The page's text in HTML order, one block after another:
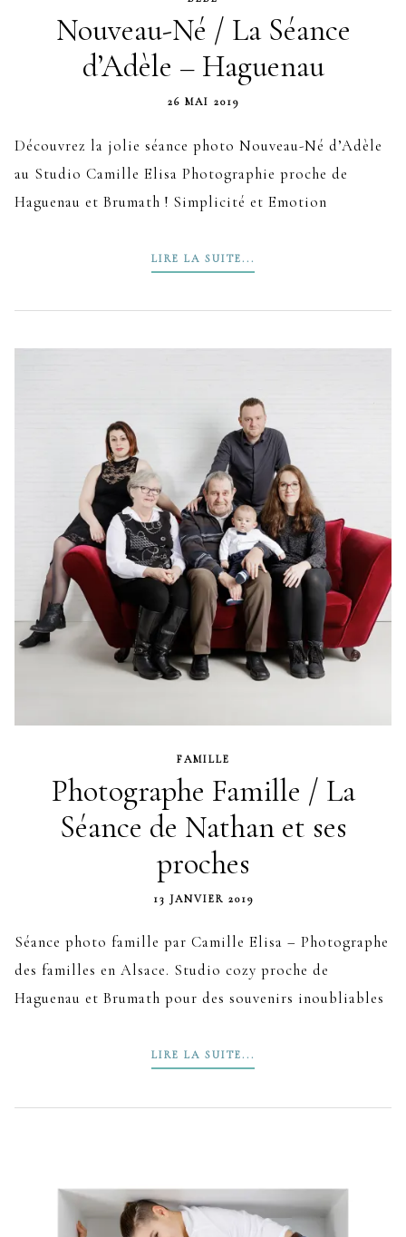
Nouveau-Né / La Séance
d’Adèle – Haguenau
26 MAI 2019
Découvrez la jolie séance photo Nouveau-Né d’Adèle
au Studio Camille Elisa Photographie proche de
Haguenau et Brumath ! Simplicité et Emotion
LIRE LA SUITE...
FAMILLE
Photographe Famille / La
Séance de Nathan et ses
proches
13 JANVIER 2019
Séance photo famille par Camille Elisa – Photographe
des familles en Alsace. Studio cozy proche de
Haguenau et Brumath pour des souvenirs inoubliables
LIRE LA SUITE...